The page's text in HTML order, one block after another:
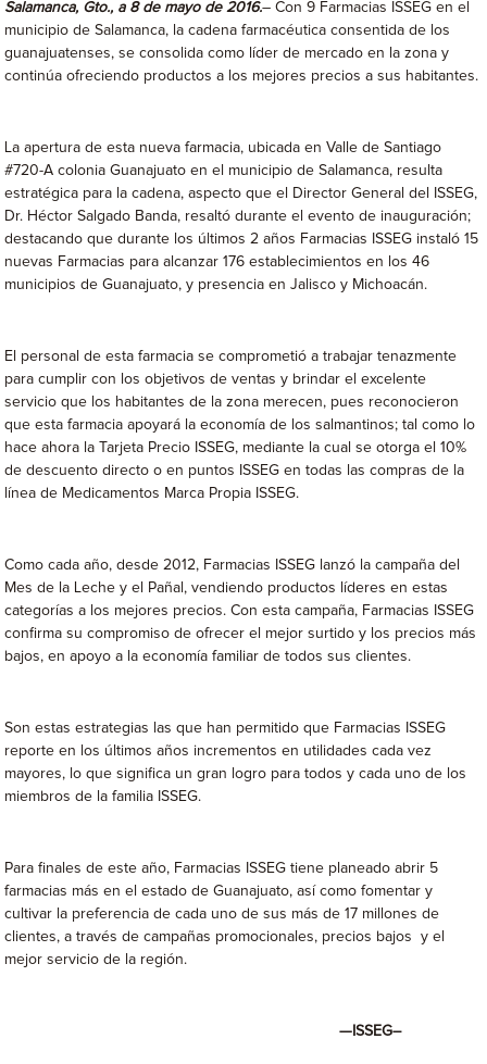
Salamanca, Gto., a 8 de mayo de 2016.– Con 9 Farmacias ISSEG en el
municipio de Salamanca, la cadena farmacéutica consentida de los
guanajuatenses, se consolida como líder de mercado en la zona y
continúa ofreciendo productos a los mejores precios a sus habitantes.
La apertura de esta nueva farmacia, ubicada en Valle de Santiago
#720-A colonia Guanajuato en el municipio de Salamanca, resulta
estratégica para la cadena, aspecto que el Director General del ISSEG,
Dr. Héctor Salgado Banda, resaltó durante el evento de inauguración;
destacando que durante los últimos 2 años Farmacias ISSEG instaló 15
nuevas Farmacias para alcanzar 176 establecimientos en los 46
municipios de Guanajuato, y presencia en Jalisco y Michoacán.
El personal de esta farmacia se comprometió a trabajar tenazmente
para cumplir con los objetivos de ventas y brindar el excelente
servicio que los habitantes de la zona merecen, pues reconocieron
que esta farmacia apoyará la economía de los salmantinos; tal como lo
hace ahora la Tarjeta Precio ISSEG, mediante la cual se otorga el 10%
de descuento directo o en puntos ISSEG en todas las compras de la
línea de Medicamentos Marca Propia ISSEG.
Como cada año, desde 2012, Farmacias ISSEG lanzó la campaña del
Mes de la Leche y el Pañal, vendiendo productos líderes en estas
categorías a los mejores precios. Con esta campaña, Farmacias ISSEG
confirma su compromiso de ofrecer el mejor surtido y los precios más
bajos, en apoyo a la economía familiar de todos sus clientes.
Son estas estrategias las que han permitido que Farmacias ISSEG
reporte en los últimos años incrementos en utilidades cada vez
mayores, lo que significa un gran logro para todos y cada uno de los
miembros de la familia ISSEG.
Para finales de este año, Farmacias ISSEG tiene planeado abrir 5
farmacias más en el estado de Guanajuato, así como fomentar y
cultivar la preferencia de cada uno de sus más de 17 millones de
clientes, a través de campañas promocionales, precios bajos y el
mejor servicio de la región.
— ISSEG–